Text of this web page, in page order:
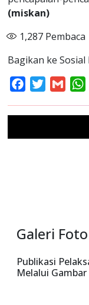
(miskan)
1,287 Pembaca
Bagikan ke Sosial
FacebookTwitterGmail
Galeri Foto
Publikasi
Melalui Gambar